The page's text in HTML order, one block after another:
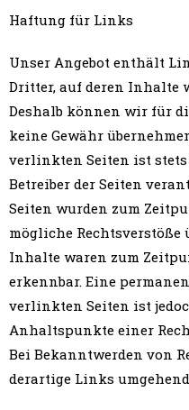
Haftung für Links
Unser Angebot enthält
Dritter, auf deren Inhalte
Deshalb können wir für
keine Gewähr
verlinkten Seiten ist
Betreiber der Seiten
Seiten wurden zum
mögliche
Inhalte waren zum
erkennbar. Eine
verlinkten Seiten ist
Anhaltspunkte einer
Bei Bekanntwerden von
derartige Links